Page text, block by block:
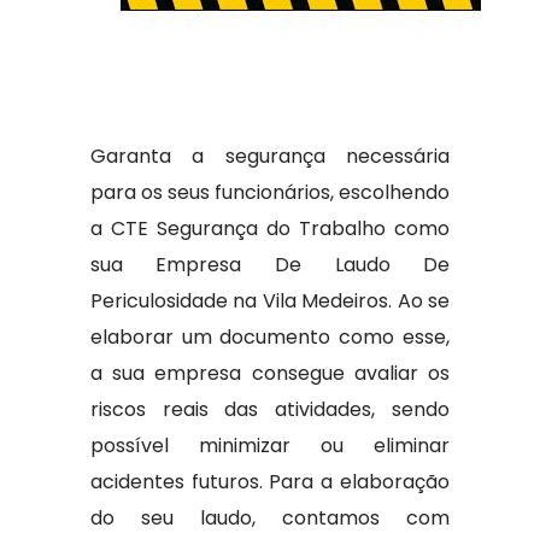
Garanta a segurança necessária
para os seus funcionários, escolhendo
a CTE Segurança do Trabalho como
sua Empresa De Laudo De
Periculosidade na Vila Medeiros. Ao se
elaborar um documento como esse,
a sua empresa consegue avaliar os
riscos reais das atividades, sendo
possível minimizar ou eliminar
acidentes futuros. Para a elaboração
do seu laudo, contamos com